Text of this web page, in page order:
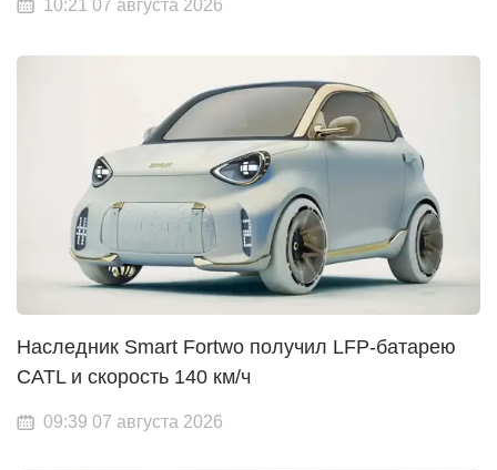
10:21 07 августа 2026
Наследник Smart Fortwo получил LFP-батарею
CATL и скорость 140 км/ч
09:39 07 августа 2026